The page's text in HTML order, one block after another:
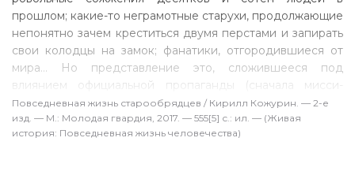
прошлом; какие-то неграмотные старухи, продолжающие
непонятно зачем креститься двумя перстами и запирать
свои колодцы на замок; фанатики, отгородившиеся от
мира… Но представле­ние это, сложившееся под
влиянием официальной пропаганды (сначала мисси­
онерской, затем советской), далеко от истины. Мало кто
знает, что лишь благо­даря старообрядцам удалось
сохранить такие чудеса отечественной культуры, как
Повседневная жизнь старообрядцев / Кирилл Кожурин. — 2-е
изд. — М.: Молодая гвардия, 2017. — 555[5] с.: ил. — (Живая
история: Повседневная жизнь человечества)